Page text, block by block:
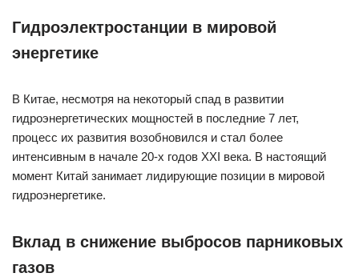
Гидроэлектростанции в мировой
энергетике
В Китае, несмотря на некоторый спад в развитии
гидроэнергетических мощностей в последние 7 лет,
процесс их развития возобновился и стал более
интенсивным в начале 20-х годов XXI века. В настоящий
момент Китай занимает лидирующие позиции в мировой
гидроэнергетике.
Вклад в снижение выбросов парниковых
газов